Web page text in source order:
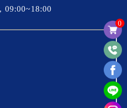
0
09:00~18:00